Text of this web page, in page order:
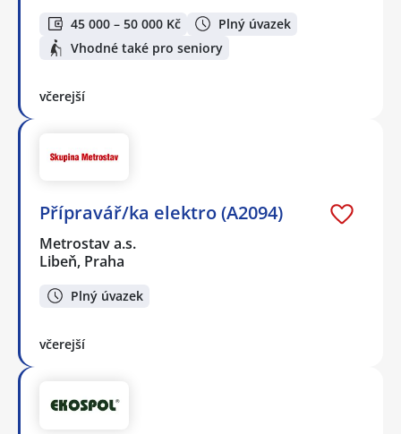
45 000 – 50 000 Kč
Plný úvazek
Vhodné také pro seniory
včerejší
Přípravář/ka elektro (A2094)
Metrostav a.s.
Libeň, Praha
Plný úvazek
včerejší